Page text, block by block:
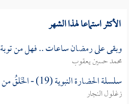
الأكثر استماعا لهذا الشهر
وبقى على رمضان ساعات .. فهل من توبة
محمد حسين يعقوب
سلسلة الحضارة النبوية (19) - الخَلقُ من الرزق
زغلول النجار